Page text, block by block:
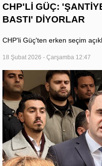
CHP'Lİ GÜÇ:
BASTI' DİYORLAR
CHP'li Güç'ten erken seçim
18 Şubat 2026 - Çarşamba 12:47